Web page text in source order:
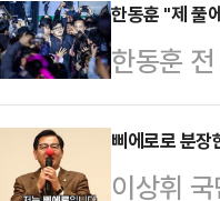
국회의
수석대변
시국회에
에 대해
한동훈 "제 풀
한동훈
여러분
분들은
실 실내
삐에로로 분
이상휘